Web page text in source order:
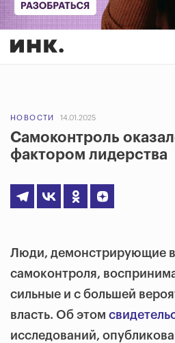
НОВОСТИ 14.01.2025
Самоконтроль
фактором лидерства
Люди, демонстрирующие
самоконтроля,
сильные и с большей
власть. Об этом
исследований,